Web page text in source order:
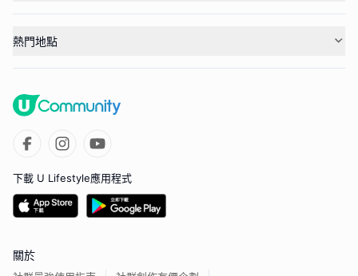
熱門地點
下載 U Lifestyle應用程式
關於